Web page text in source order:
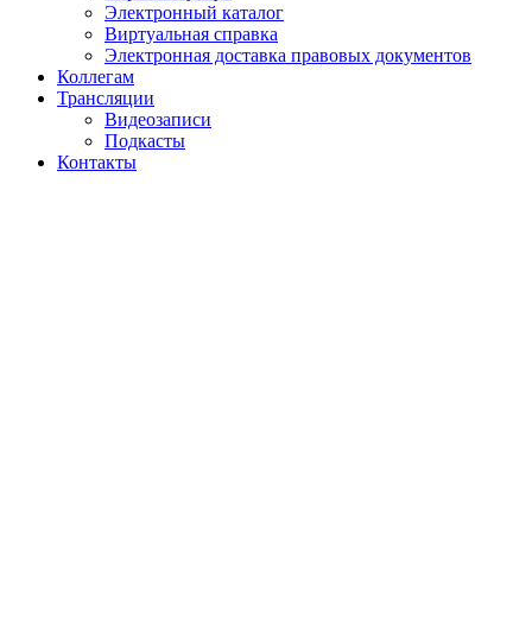
Электронный каталог
Виртуальная справка
Электронная доставка правовых документов
Коллегам
Трансляции
Видеозаписи
Подкасты
Контакты